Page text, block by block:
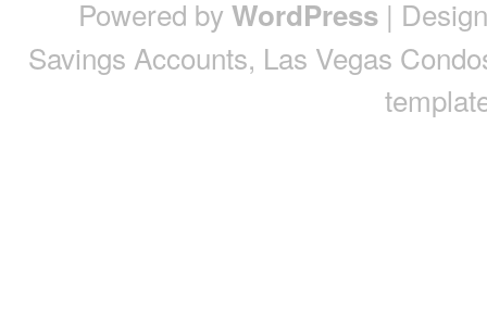
Powered by WordPress |
Savings Accounts, Las Vegas